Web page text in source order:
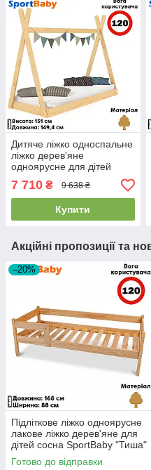
Дитяче ліжко односпальне
ліжко дерев'яне
одноярусне для дітей
(70х140см)
7 710 ₴ 9 638 ₴
Купити
Акційні пропозиції та
–20%
Підліткове ліжко одноярусне
лакове ліжко дерев'яне для
дітей сосна SportBaby "Тиша"
(80х170см)
Готово до відправки